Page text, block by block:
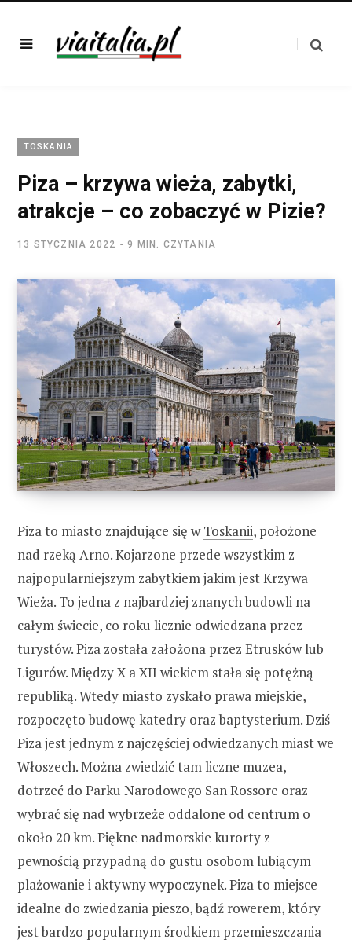
TOSKANIA
Piza – krzywa wieża, zabytki,
atrakcje – co zobaczyć w Pizie?
13 STYCZNIA 2022 9 MIN. CZYTANIA
Piza to miasto znajdujące się wToskanii, położone
nad rzeką Arno. Kojarzone przede wszystkim z
najpopularniejszym zabytkiem jakim jest Krzywa
Wieża. To jedna z najbardziej znanych budowli na
całym świecie, co roku licznie odwiedzana przez
turystów. Piza została założona przez Etrusków lub
Ligurów. Między X a XII wiekiem stała się potężną
republiką. Wtedy miasto zyskało prawa miejskie,
rozpoczęto budowę katedry oraz baptysterium. Dziś
Piza jest jednym z najczęściej odwiedzanych miast we
Włoszech. Można zwiedzić tam liczne muzea,
dotrzeć do Parku Narodowego San Rossore oraz
wybrać się nad wybrzeże oddalone od centrum o
około 20 km. Piękne nadmorskie kurorty z
pewnością przypadną do gustu osobom lubiącym
plażowanie i aktywny wypoczynek. Piza to miejsce
idealne do zwiedzania pieszo, bądź rowerem, który
jest bardzo popularnym środkiem przemieszczania